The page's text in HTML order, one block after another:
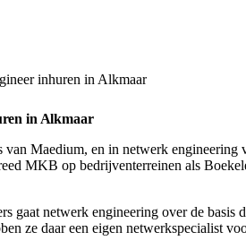
inhuren in Alkmaar
in Alkmaar
van Maedium, en in netwerk
MKB op bedrijventerreinen als
gaat netwerk engineering over de
ze daar een eigen netwerkspecialist